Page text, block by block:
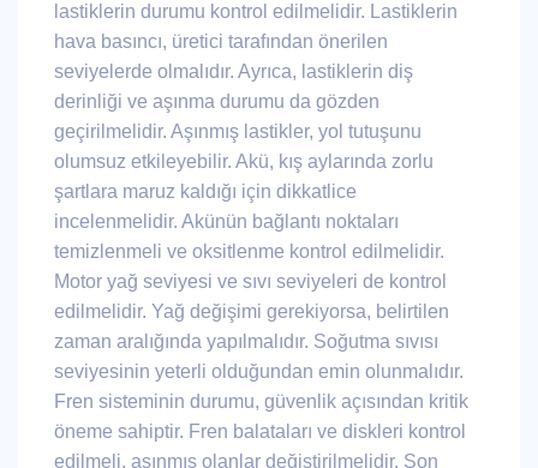
lastiklerin durumu kontrol edilmelidir. Lastiklerin
hava basıncı, üretici tarafından önerilen
seviyelerde olmalıdır. Ayrıca, lastiklerin diş
derinliği ve aşınma durumu da gözden
geçirilmelidir. Aşınmış lastikler, yol tutuşunu
olumsuz etkileyebilir. Akü, kış aylarında zorlu
şartlara maruz kaldığı için dikkatlice
incelenmelidir. Akünün bağlantı noktaları
temizlenmeli ve oksitlenme kontrol edilmelidir.
Motor yağ seviyesi ve sıvı seviyeleri de kontrol
edilmelidir. Yağ değişimi gerekiyorsa, belirtilen
zaman aralığında yapılmalıdır. Soğutma sıvısı
seviyesinin yeterli olduğundan emin olunmalıdır.
Fren sisteminin durumu, güvenlik açısından kritik
öneme sahiptir. Fren balataları ve diskleri kontrol
edilmeli, aşınmış olanlar değiştirilmelidir. Son